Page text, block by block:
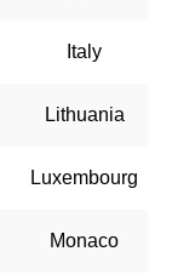
Italy
Lithuania
Luxembourg
Monaco